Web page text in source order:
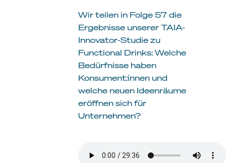
Wir teilen in Folge 57 die
Ergebnisse unserer TAIA-
Innovator-Studie zu
Functional Drinks: Welche
Bedürfnisse haben
Konsument:innen und
welche neuen Ideenräume
eröffnen sich für
Unternehmen?